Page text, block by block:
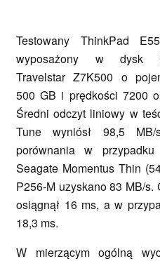
Testowany ThinkPad
wyposażony w dysk
Travelstar Z7K500 o
500 GB i prędkości 7200
Średni odczyt liniowy w
Tune wyniósł 98,5
porównania w przypadku
Seagate Momentus Thin
P256-M uzyskano 83 MB/
osiągnął 16 ms, a w
18,3 ms.
W mierzącym ogólną